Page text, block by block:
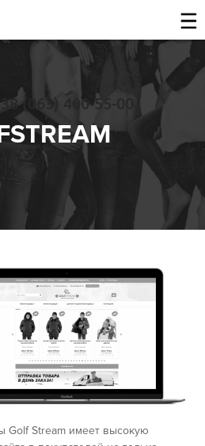
(063) 400-55-00
Golf Stream имеет высокую